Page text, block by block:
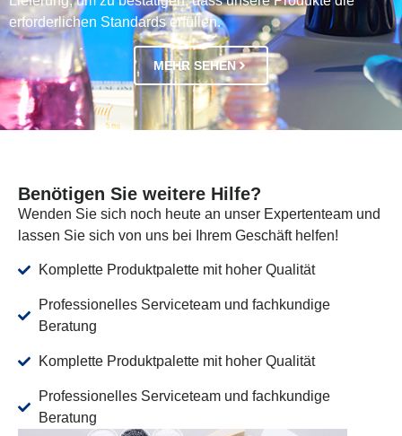
erforderlichen Standards erfüllen.
MEHR SEHEN
Benötigen Sie weitere Hilfe?
Wenden Sie sich noch heute an unser Expertenteam und
lassen Sie sich von uns bei Ihrem Geschäft helfen!
Komplette Produktpalette mit hoher Qualität
Professionelles Serviceteam und fachkundige
Beratung
Komplette Produktpalette mit hoher Qualität
Professionelles Serviceteam und fachkundige
Beratung